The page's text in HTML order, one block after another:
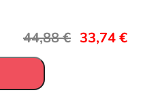
44,88€ 33,74€